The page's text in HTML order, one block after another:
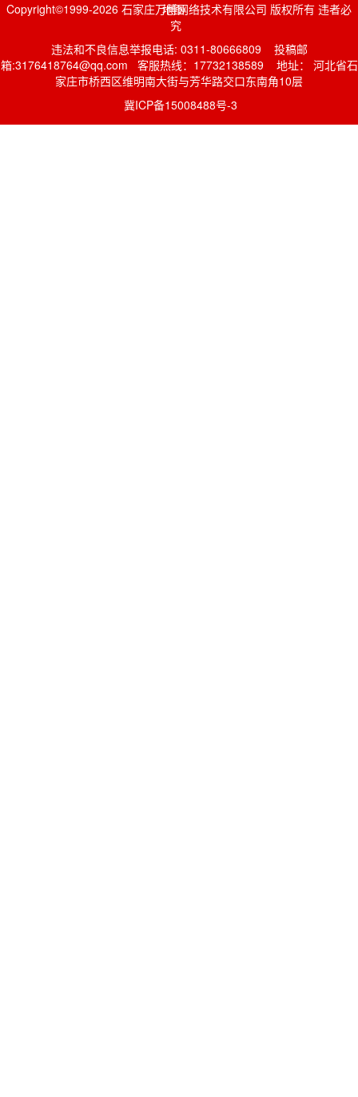
地图
Copyright©1999-2026 石家庄万博网络技术有限公司 版权所有 违者必
究
违法和不良信息举报电话: 0311-80666809 投稿邮
箱:3176418764@qq.com 客服热线：17732138589 地址： 河北省石
家庄市桥西区维明南大街与芳华路交口东南角10层
冀ICP备15008488号-3